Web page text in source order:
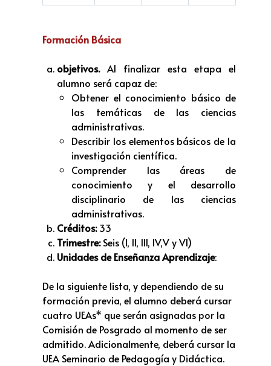
Formación Básica
objetivos. Al finalizar esta etapa el
alumno será capaz de:
Obtener el conocimiento básico de
las temáticas de las ciencias
administrativas.
Describir los elementos básicos de la
investigación científica.
Comprender las áreas de
conocimiento y el desarrollo
disciplinario de las ciencias
administrativas.
Créditos:33
Trimestre:Seis (I, II, III, IV,V y VI)
Unidades de Enseñanza Aprendizaje:
De la siguiente lista, y dependiendo de su
formación previa, el alumno deberá cursar
cuatro UEAs* que serán asignadas por la
Comisión de Posgrado al momento de ser
admitido. Adicionalmente, deberá cursar la
UEA Seminario de Pedagogía y Didáctica.